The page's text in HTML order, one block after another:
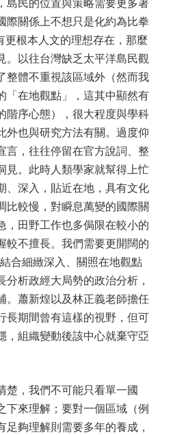
際關係上不想只是化約為比拳
根本人文的理想存在，那麼
。以往台灣缺乏太平洋島民觀
整體不重視該區域外（然而我
「在地觀點」，這其中顯然有
階序心態），很大程度與學科
外也與研究方法有關。過度仰
言，往往停留在官方說詞、整
見。此時人類學家就幫得上忙
、深入，貼近在地，具有文化
比較慢，對瞬息萬變的國際關
，田野工作也多侷限在較小的
較不擅長。我們需要更開闊的
合細緻深入、關照在地觀點
析政經大局勢的政治分析，
。蕭新煌以及林正義老師擔任
長期間曾有這樣的視野，但可
，組織變動後該中心就棄守亞
楚，我們不可能只看單一國
下來理解；要對一個區域（例
夠理解則需要多年的養成，